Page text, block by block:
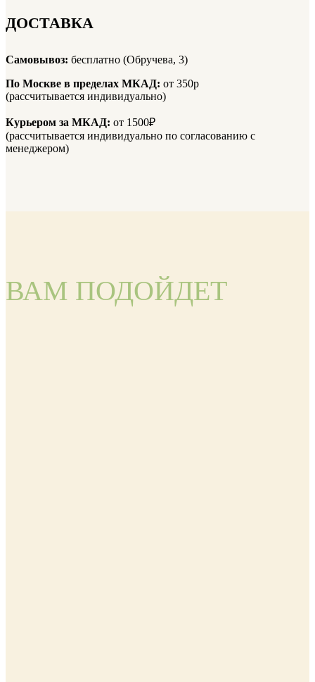
ДОСТАВКА
Самовывоз: бесплатно (Обручева, 3)
По Москве в пределах МКАД: от 350р
(рассчитывается индивидуально)
Курьером за МКАД: от 1500₽
(рассчитывается индивидуально по согласованию с
менеджером)
ВАМ ПОДОЙДЕТ